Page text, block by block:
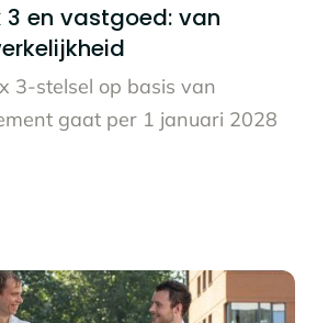
3 en vastgoed: van
3-stelsel op basis van
gaat per 1 januari 2028